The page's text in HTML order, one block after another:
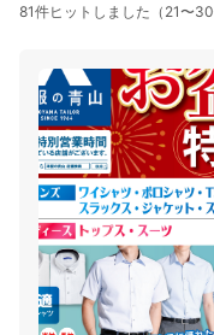
81件ヒットしました（21〜30